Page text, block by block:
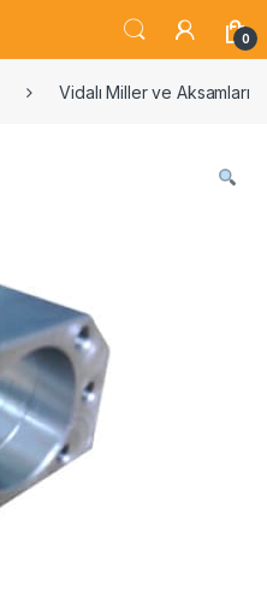
0
Vidalı Miller ve Aksamları